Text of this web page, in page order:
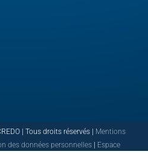
| Tous droits réservés | Mentions
des données personnelles | Espace